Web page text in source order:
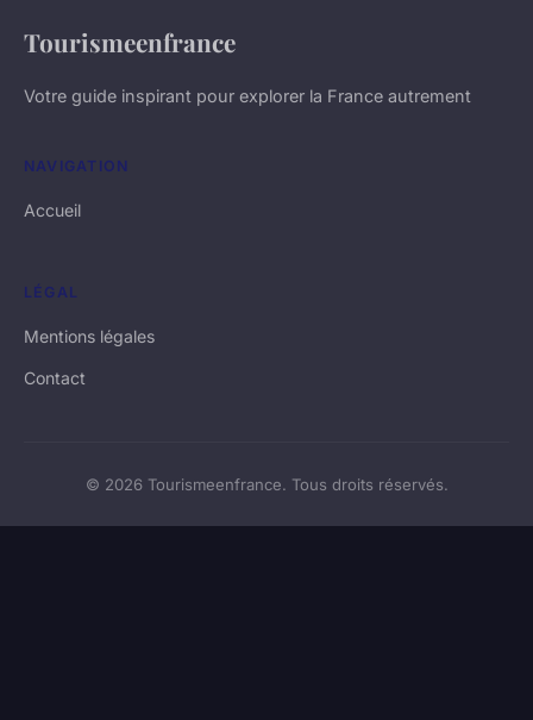
Tourismeenfrance
Votre guide inspirant pour explorer la France autrement
NAVIGATION
Accueil
LÉGAL
Mentions légales
Contact
© 2026 Tourismeenfrance. Tous droits réservés.